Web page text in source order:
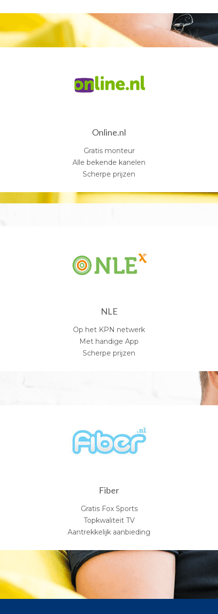
Online.nl
Gratis monteur
Alle bekende kanelen
Scherpe prijzen
NLE
Op het KPN netwerk
Met handige App
Scherpe prijzen
Fiber
Gratis Fox Sports
Topkwaliteit TV
Aantrekkelijk aanbieding